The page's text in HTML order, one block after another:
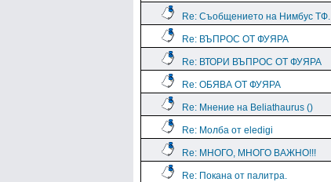
Re: Съобщението на Нимбус ТФ.
Re: ВЪПРОС ОТ ФУЯРА
Re: ВТОРИ ВЪПРОС ОТ ФУЯРА
Re: ОБЯВА ОТ ФУЯРА
Re: Мнение на Beliathaurus ()
Re: Молба от eledigi
Re: МНОГО, МНОГО ВАЖНО!!!
Re: Покана от палитра.